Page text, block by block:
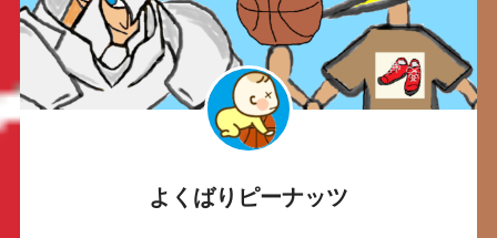
よくばりピーナッツ